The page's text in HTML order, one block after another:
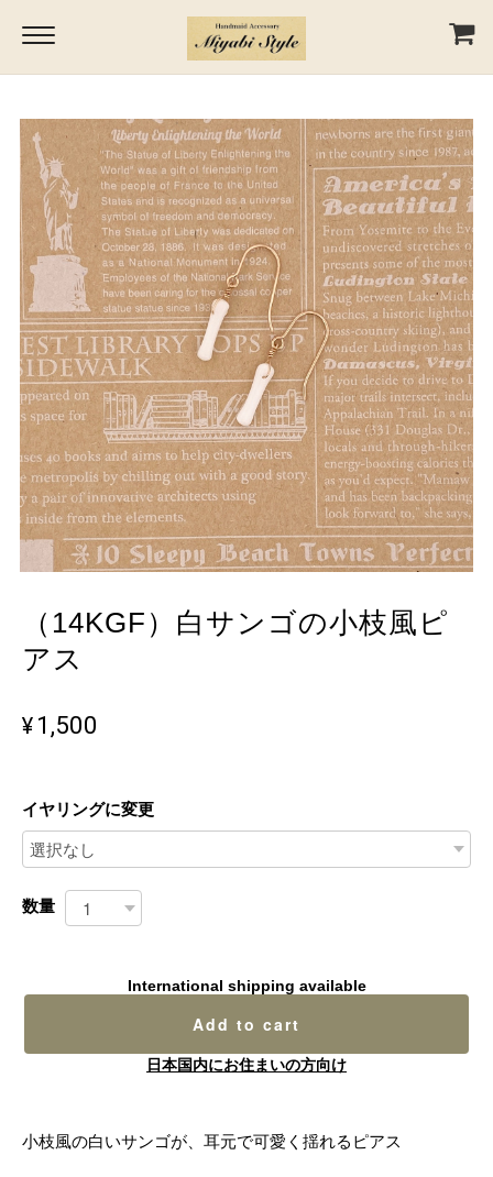
（14KGF）白サンゴの小枝風ピ
アス
¥1,500
イヤリングに変更
数量
International shipping available
Add to cart
日本国内にお住まいの方向け
小枝風の白いサンゴが、耳元で可愛く揺れるピアス